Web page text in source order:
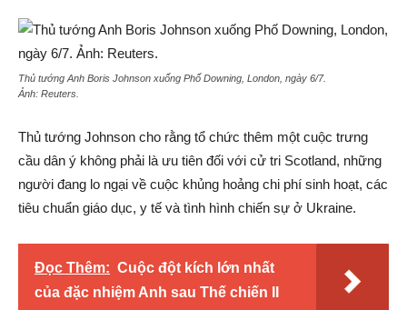
Thủ tướng Anh Boris Johnson xuống Phố Downing, London, ngày 6/7.
Ảnh: Reuters.
Thủ tướng Johnson cho rằng tổ chức thêm một cuộc trưng
cầu dân ý không phải là ưu tiên đối với cử tri Scotland, những
người đang lo ngại về cuộc khủng hoảng chi phí sinh hoạt, các
tiêu chuẩn giáo dục, y tế và tình hình chiến sự ở Ukraine.
Đọc Thêm: Cuộc đột kích lớn nhất
của đặc nhiệm Anh sau Thế chiến II